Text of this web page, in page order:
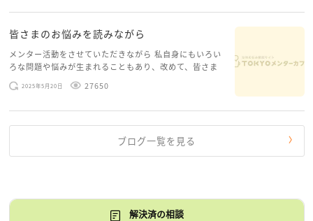
皆さまのお悩みを読みながら
メンター活動をさせていただきながら 私自身にもいろい
ろな問題や悩みが生まれることもあり、改めて、皆さま
のお悩みを読みながら 「みんな、もがいてる。わたし
だけじゃないんだな」と、逆に励まされるような日々で
2025年5月20日 27650
ブログ一覧を見る
解決済の相談